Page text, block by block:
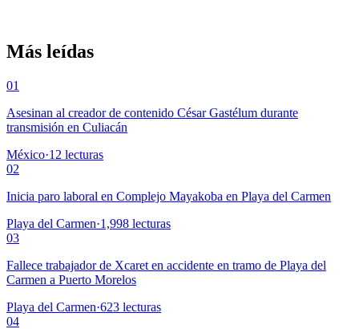
Más leídas
01
Asesinan al creador de contenido César Gastélum durante
transmisión en Culiacán
México·12 lecturas
02
Inicia paro laboral en Complejo Mayakoba en Playa del Carmen
Playa del Carmen·1,998 lecturas
03
Fallece trabajador de Xcaret en accidente en tramo de Playa del
Carmen a Puerto Morelos
Playa del Carmen·623 lecturas
04